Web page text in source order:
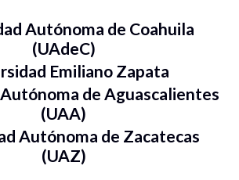
Autónoma de Coahuila
(UAdeC)
Emiliano Zapata
de Aguascalientes
(UAA)
Autónoma de Zacatecas
(UAZ)